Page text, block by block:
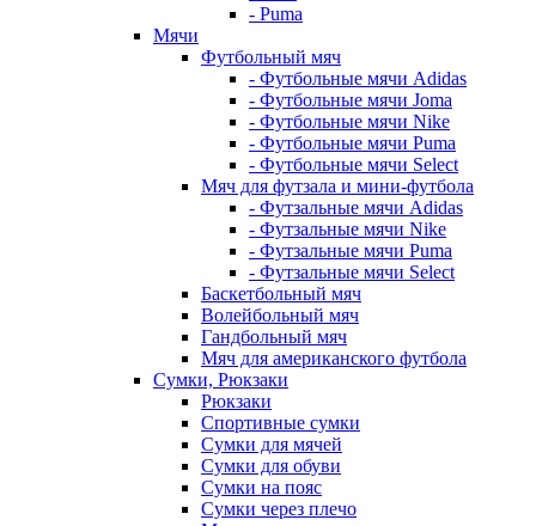
- Puma
Мячи
Футбольный мяч
- Футбольные мячи Adidas
- Футбольные мячи Joma
- Футбольные мячи Nike
- Футбольные мячи Puma
- Футбольные мячи Select
Мяч для футзала и мини-футбола
- Футзальные мячи Adidas
- Футзальные мячи Nike
- Футзальные мячи Puma
- Футзальные мячи Select
Баскетбольный мяч
Волейбольный мяч
Гандбольный мяч
Мяч для американского футбола
Сумки, Рюкзаки
Рюкзаки
Спортивные сумки
Сумки для мячей
Сумки для обуви
Сумки на пояс
Сумки через плечо